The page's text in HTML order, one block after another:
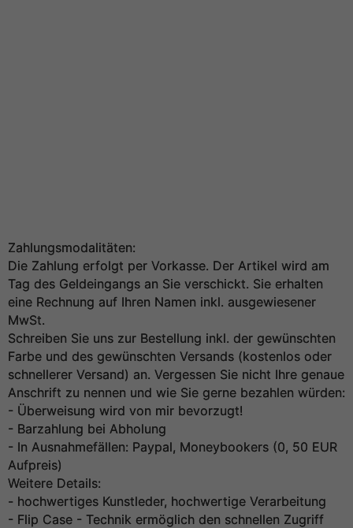
Zahlungsmodalitäten:
Die Zahlung erfolgt per Vorkasse. Der Artikel wird am
Tag des Geldeingangs an Sie verschickt. Sie erhalten
eine Rechnung auf Ihren Namen inkl. ausgewiesener
MwSt.
Schreiben Sie uns zur Bestellung inkl. der gewünschten
Farbe und des gewünschten Versands (kostenlos oder
schnellerer Versand) an. Vergessen Sie nicht Ihre genaue
Anschrift zu nennen und wie Sie gerne bezahlen würden:
- Überweisung wird von mir bevorzugt!
- Barzahlung bei Abholung
- In Ausnahmefällen: Paypal, Moneybookers (0, 50 EUR
Aufpreis)
Weitere Details:
- hochwertiges Kunstleder, hochwertige Verarbeitung
- Flip Case - Technik ermöglich den schnellen Zugriff